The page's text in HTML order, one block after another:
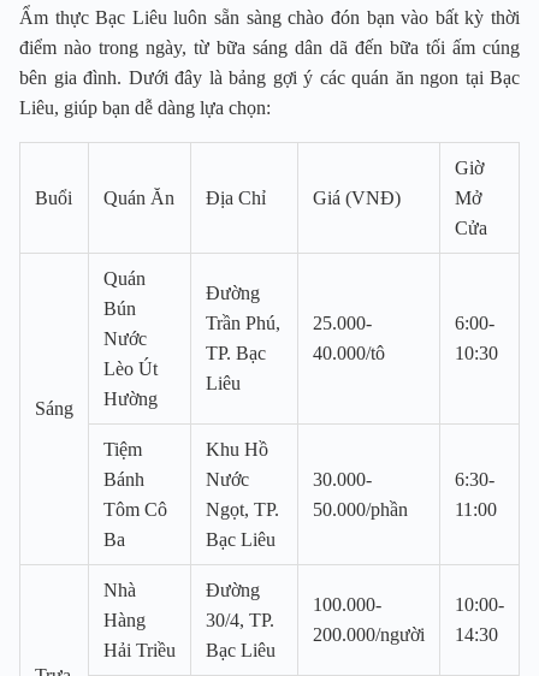
Ẩm thực Bạc Liêu luôn sẵn sàng chào đón bạn vào bất kỳ thời
điểm nào trong ngày, từ bữa sáng dân dã đến bữa tối ấm cúng
bên gia đình. Dưới đây là bảng gợi ý các quán ăn ngon tại Bạc
Liêu, giúp bạn dễ dàng lựa chọn:
Buổi Quán Ăn Địa Chỉ Giá (VNĐ)
Giờ
Mở
Cửa
Sáng
Quán
Bún
Nước
Lèo Út
Hường
Đường
Trần Phú,
TP. Bạc
Liêu
25.000-
40.000/tô
6:00-
10:30
Tiệm
Bánh
Tôm Cô
Ba
Khu Hồ
Nước
Ngọt, TP.
Bạc Liêu
30.000-
50.000/phần
6:30-
11:00
Nhà
Hàng
Hải Triều
Đường
30/4, TP.
Bạc Liêu
100.000-
200.000/người
10:00-
14:30